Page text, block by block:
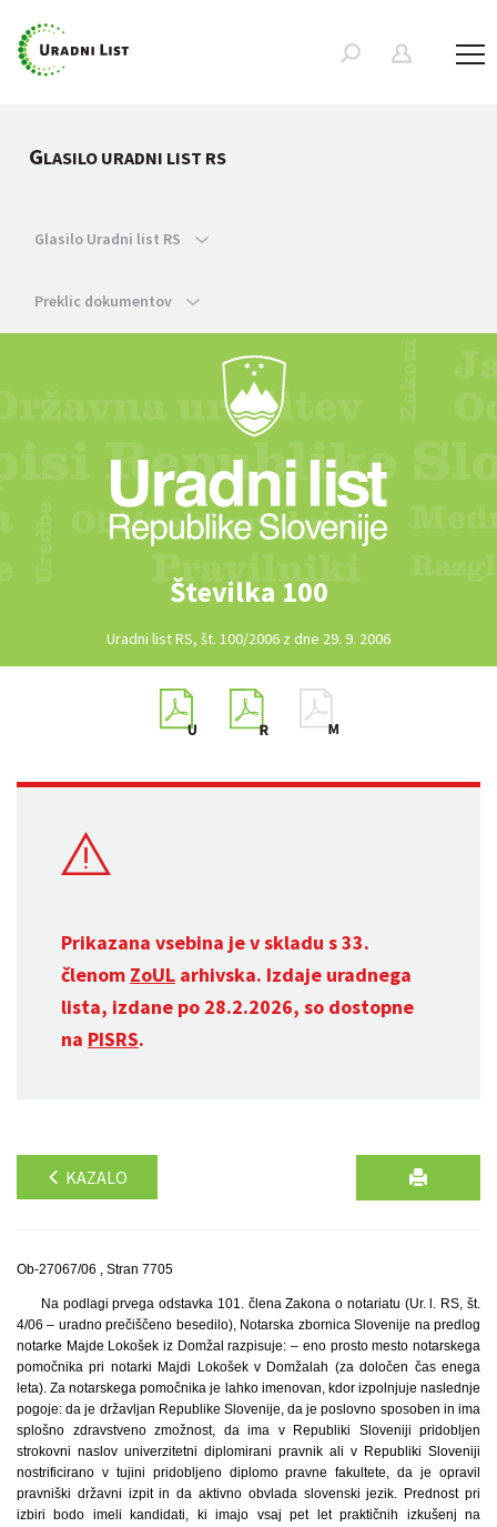
GLASILO URADNI LIST RS
Glasilo Uradni list RS
Preklic dokumentov
Številka 100
Uradni list RS, št. 100/2006 z dne 29. 9. 2006
Prikazana vsebina je v skladu s 33.
členom ZoUL arhivska. Izdaje uradnega
lista, izdane po 28.2.2026, so dostopne
na PISRS.
KAZALO
Ob-27067/06 , Stran 7705
Na podlagi prvega odstavka 101. člena Zakona o notariatu (Ur. l. RS, št.
4/06 – uradno prečiščeno besedilo), Notarska zbornica Slovenije na predlog
notarke Majde Lokošek iz Domžal razpisuje: – eno prosto mesto notarskega
pomočnika pri notarki Majdi Lokošek v Domžalah (za določen čas enega
leta). Za notarskega pomočnika je lahko imenovan, kdor izpolnjuje naslednje
pogoje: da je državljan Republike Slovenije, da je poslovno sposoben in ima
splošno zdravstveno zmožnost, da ima v Republiki Sloveniji pridobljen
strokovni naslov univerzitetni diplomirani pravnik ali v Republiki Sloveniji
nostrificirano v tujini pridobljeno diplomo pravne fakultete, da je opravil
pravniški državni izpit in da aktivno obvlada slovenski jezik. Prednost pri
izbiri bodo imeli kandidati, ki imajo vsaj pet let praktičnih izkušenj na